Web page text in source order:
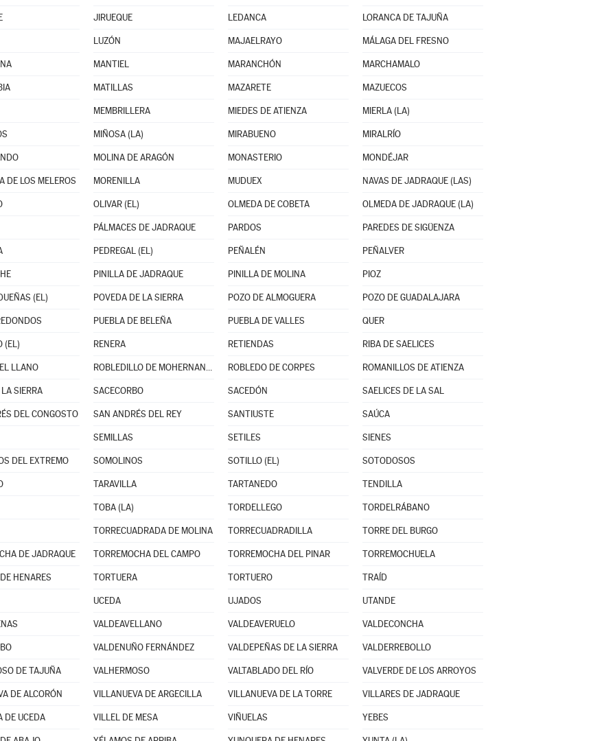
JIRUEQUE LEDANCA LORANCA DE TAJUÑA
LUZÓN MAJAELRAYO MÁLAGA DEL FRESNO
MANTIEL MARANCHÓN MARCHAMALO
MATILLAS MAZARETE MAZUECOS
MEMBRILLERA MIEDES DE ATIENZA MIERLA (LA)
MIÑOSA (LA) MIRABUENO MIRALRÍO
MOLINA DE ARAGÓN MONASTERIO MONDÉJAR
DE LOS MELEROS MORENILLA MUDUEX NAVAS DE JADRAQUE (LAS)
OLIVAR (EL) OLMEDA DE COBETA OLMEDA DE JADRAQUE (LA)
PÁLMACES DE JADRAQUE PARDOS PAREDES DE SIGÜENZA
PEDREGAL (EL) PEÑALÉN PEÑALVER
PINILLA DE JADRAQUE PINILLA DE MOLINA PIOZ
(EL) POVEDA DE LA SIERRA POZO DE ALMOGUERA POZO DE GUADALAJARA
PUEBLA DE BELEÑA PUEBLA DE VALLES QUER
(EL) RENERA RETIENDAS RIBA DE SAELICES
LLANO ROBLEDILLO DE MOHERNANDO ROBLEDO DE CORPES ROMANILLOS DE ATIENZA
SIERRA SACECORBO SACEDÓN SAELICES DE LA SAL
DEL CONGOSTO SAN ANDRÉS DEL REY SANTIUSTE SAÚCA
SEMILLAS SETILES SIENES
DEL EXTREMO SOMOLINOS SOTILLO (EL) SOTODOSOS
TARAVILLA TARTANEDO TENDILLA
TOBA (LA) TORDELLEGO TORDELRÁBANO
TORRECUADRADA DE MOLINA TORRECUADRADILLA TORRE DEL BURGO
DE JADRAQUE TORREMOCHA DEL CAMPO TORREMOCHA DEL PINAR TORREMOCHUELA
HENARES TORTUERA TORTUERO TRAÍD
UCEDA UJADOS UTANDE
VALDEAVELLANO VALDEAVERUELO VALDECONCHA
VALDENUÑO FERNÁNDEZ VALDEPEÑAS DE LA SIERRA VALDERREBOLLO
DE TAJUÑA VALHERMOSO VALTABLADO DEL RÍO VALVERDE DE LOS ARROYOS
DE ALCORÓN VILLANUEVA DE ARGECILLA VILLANUEVA DE LA TORRE VILLARES DE JADRAQUE
DE UCEDA VILLEL DE MESA VIÑUELAS YEBES